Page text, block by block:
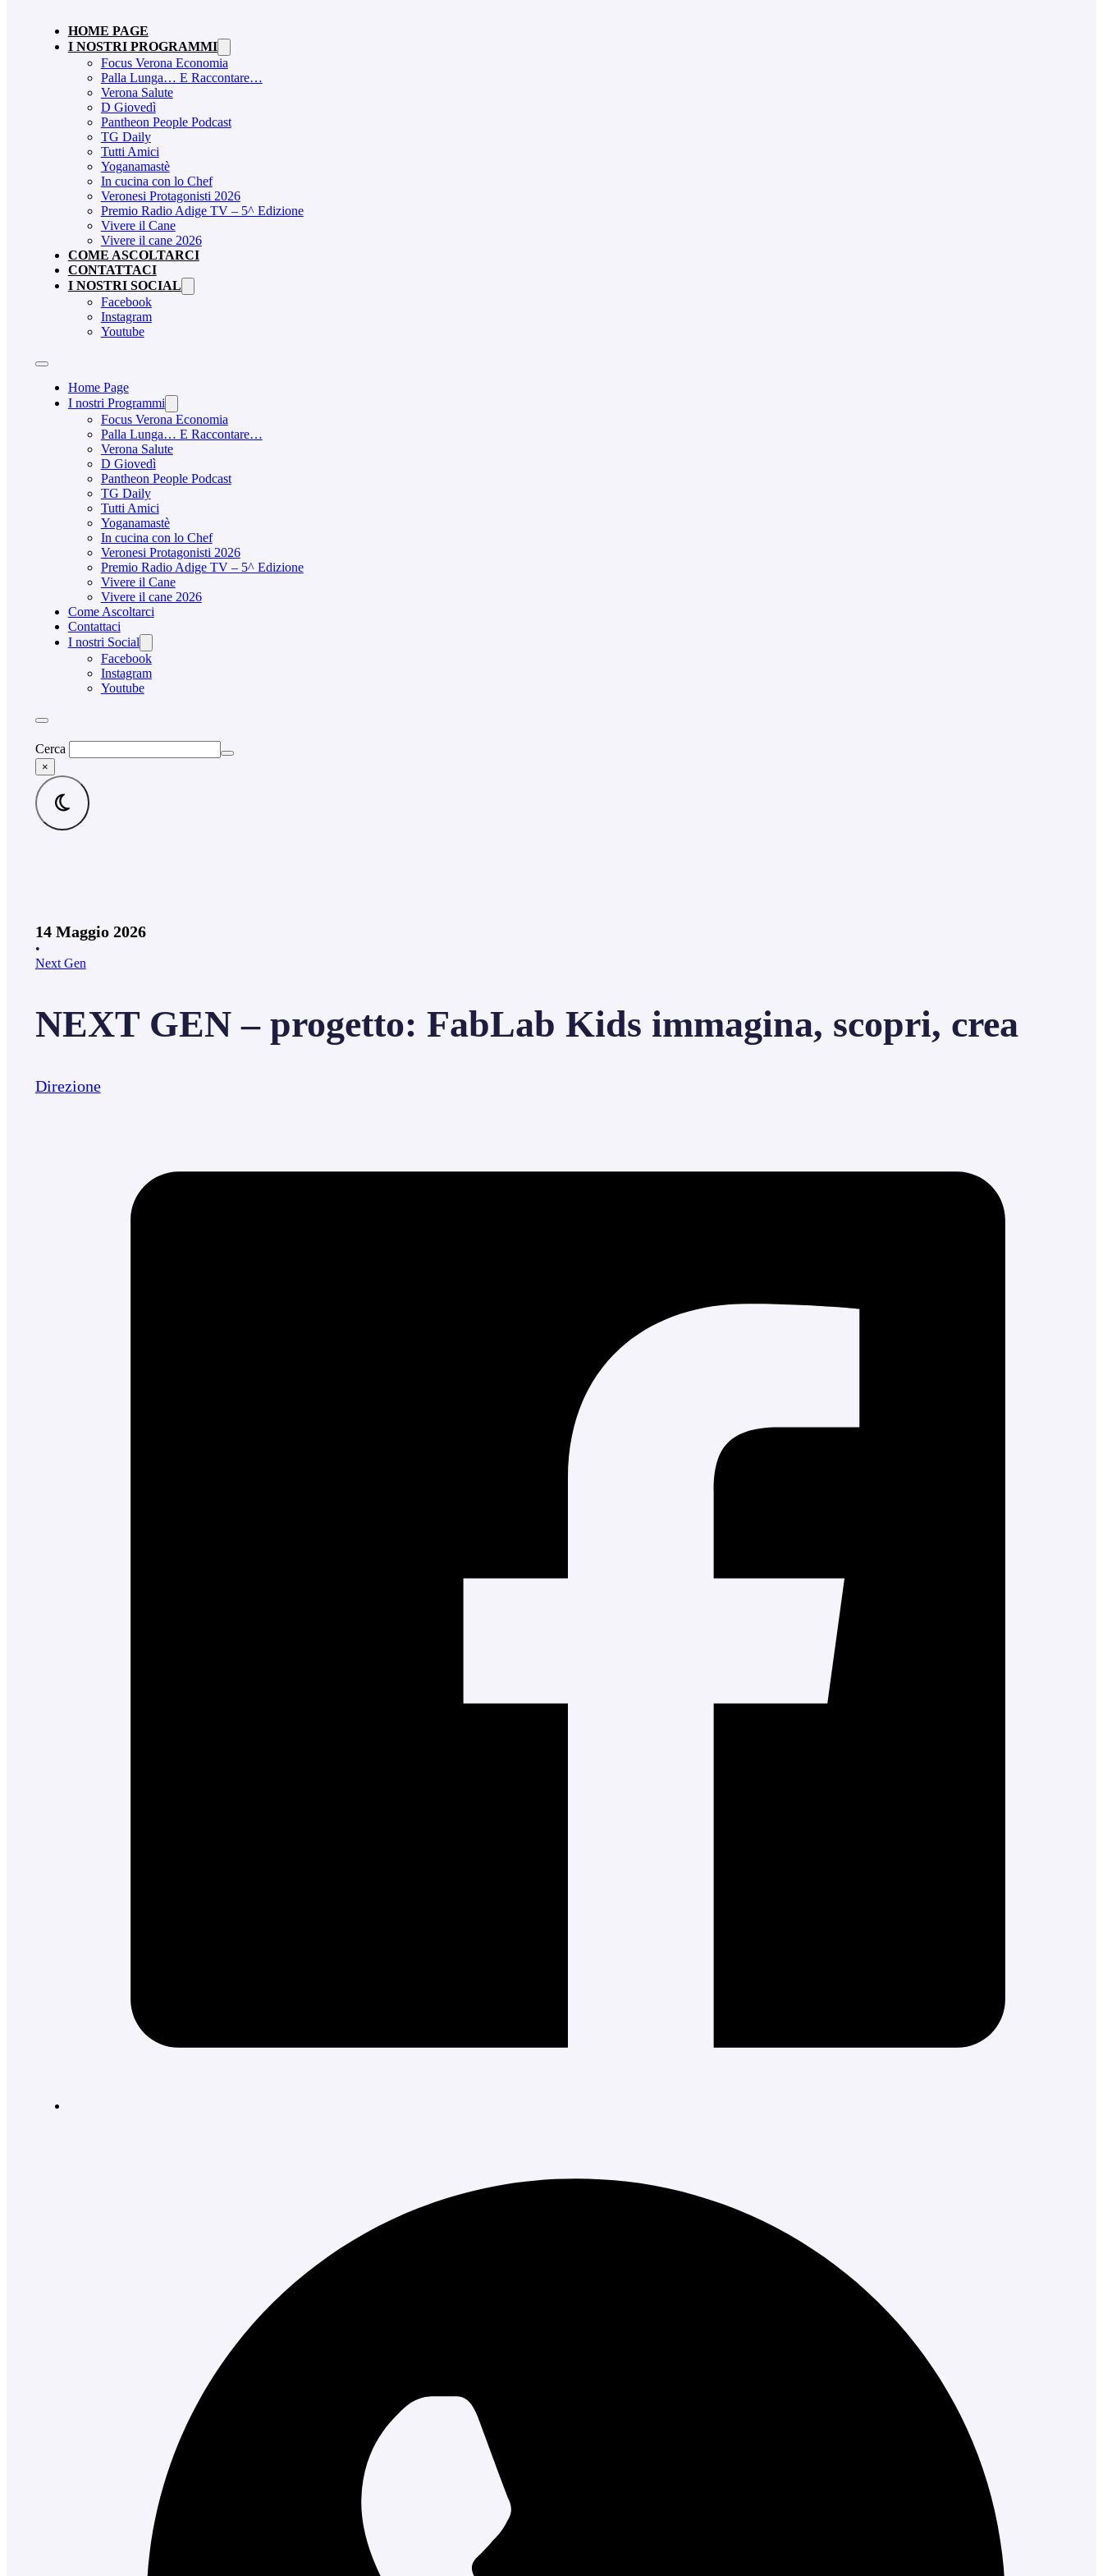
HOME PAGE
I NOSTRI PROGRAMMI
Focus Verona Economia
Palla Lunga… E Raccontare…
Verona Salute
D Giovedì
Pantheon People Podcast
TG Daily
Tutti Amici
Yoganamastè
In cucina con lo Chef
Veronesi Protagonisti 2026
Premio Radio Adige TV – 5^ Edizione
Vivere il Cane
Vivere il cane 2026
COME ASCOLTARCI
CONTATTACI
I NOSTRI SOCIAL
Facebook
Instagram
Youtube
Home Page
I nostri Programmi
Focus Verona Economia
Palla Lunga… E Raccontare…
Verona Salute
D Giovedì
Pantheon People Podcast
TG Daily
Tutti Amici
Yoganamastè
In cucina con lo Chef
Veronesi Protagonisti 2026
Premio Radio Adige TV – 5^ Edizione
Vivere il Cane
Vivere il cane 2026
Come Ascoltarci
Contattaci
I nostri Social
Facebook
Instagram
Youtube
Cerca
×
14 Maggio 2026
•
Next Gen
NEXT GEN – progetto: FabLab Kids immagina, scopri, crea
Direzione